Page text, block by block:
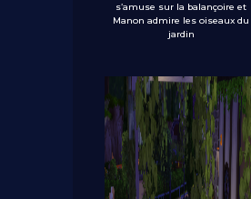
s’amuse sur la balançoire et
Manon admire les oiseaux du
jardin